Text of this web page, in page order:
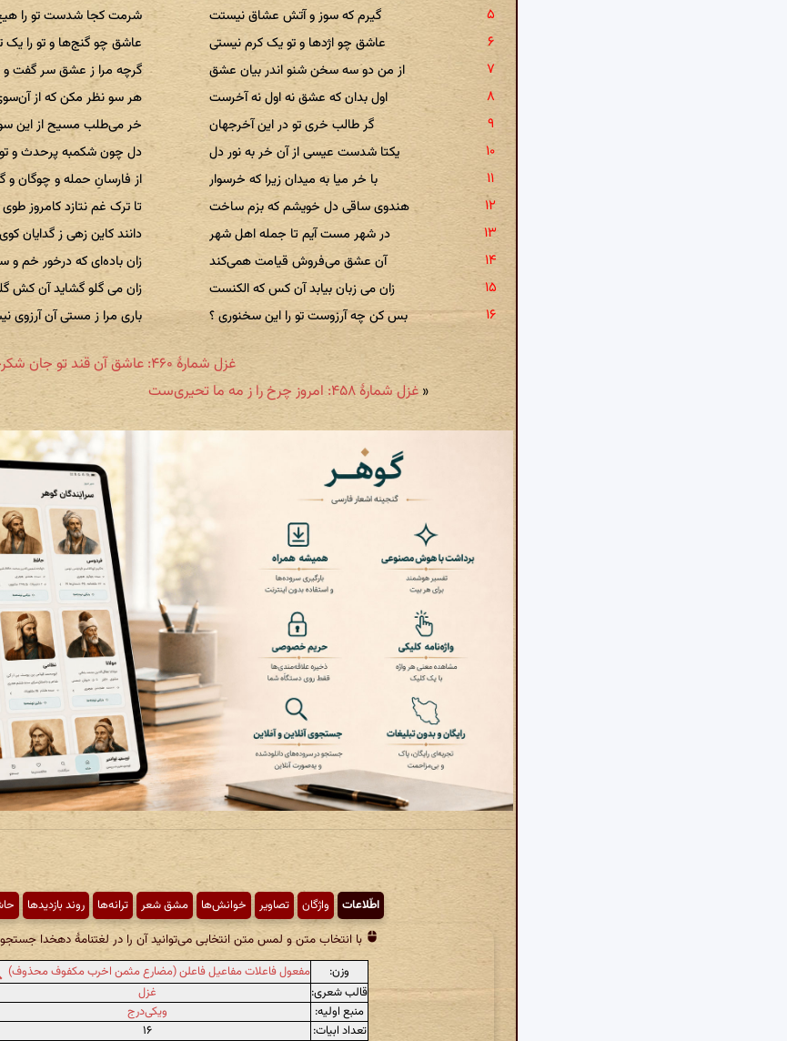
گیرم که سوز و آتش عشاق نیستت
شرمت کجا شدست تو را
عاشق چو اژدها و تو یک کرم نیستی
عاشق چو گنج‌ها و تو را
از من دو سه سخن شنو اندر بیان عشق
گرچه مرا ز عشق سر گفت
اول بدان که عشق نه اول نه آخرست
هر سو نظر مکن که از
گر طالب خری تو در این آخرجهان
خر می‌طلب مسیح از این
یکتا شدست عیسی از آن خر به نور دل
دل چون شکمبه پرحدث و
با خر میا به میدان زیرا که خرسوار
از فارسانِ حمله و چوگان
هندوی ساقی دل خویشم که بزم ساخت
تا ترک غم نتازد کامروز
در شهر مست آیم تا جمله اهل شهر
دانند کاین زهی ز گدایان
آن عشق می‌فروش قیامت همی‌کند
زان باده‌ای که درخور خم
زان می زبان بیابد آن کس که الکنست
زان می گلو گشاید آن کش
بس کن چه آرزوست تو را این سخنوری ؟
باری مرا ز مستی آن آرزوی
غزل شمارهٔ ۴۶۰: عاشق آن قند تو جان شکرخای ماست
« غزل شمارهٔ ۴۵۸: امروز چرخ را ز مه ما تحیری‌ست
اطّلاعات واژگان تصاویر خوانش‌ها مشق شعر ترانه‌ها روند بازدیدها
با انتخاب متن و لمس متن انتخابی می‌توانید آن را در لغتنامهٔ دهخدا
وزن:
مفعول فاعلات مفاعیل فاعلن (مضارع مثمن اخرب مکفوف محذوف)
قالب شعری:
غزل
منبع اولیه:
ویکی‌درج
تعداد ابیات:
۱۶